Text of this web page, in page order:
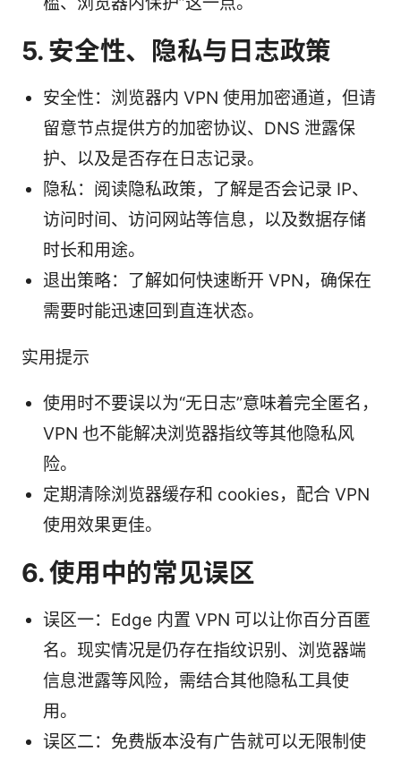
5. 安全性、隐私与日志政策
安全性：浏览器内 VPN 使用加密通道，但请
留意节点提供方的加密协议、DNS 泄露保
护、以及是否存在日志记录。
隐私：阅读隐私政策，了解是否会记录 IP、
访问时间、访问网站等信息，以及数据存储
时长和用途。
退出策略：了解如何快速断开 VPN，确保在
需要时能迅速回到直连状态。
实用提示
使用时不要误以为“无日志”意味着完全匿名，
VPN 也不能解决浏览器指纹等其他隐私风
险。
定期清除浏览器缓存和 cookies，配合 VPN
使用效果更佳。
6. 使用中的常见误区
误区一：Edge 内置 VPN 可以让你百分百匿
名。现实情况是仍存在指纹识别、浏览器端
信息泄露等风险，需结合其他隐私工具使
用。
误区二：免费版本没有广告就可以无限制使